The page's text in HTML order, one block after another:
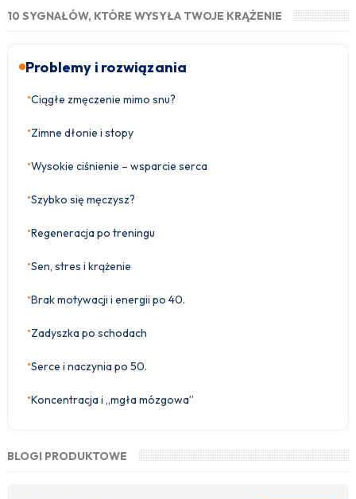
10 SYGNAŁÓW, KTÓRE WYSYŁA TWOJE KRĄŻENIE
Problemy i rozwiązania
•Ciągłe zmęczenie mimo snu?
•Zimne dłonie i stopy
•Wysokie ciśnienie – wsparcie serca
•Szybko się męczysz?
•Regeneracja po treningu
•Sen, stres i krążenie
•Brak motywacji i energii po 40.
•Zadyszka po schodach
•Serce i naczynia po 50.
•Koncentracja i „mgła mózgowa”
BLOGI PRODUKTOWE